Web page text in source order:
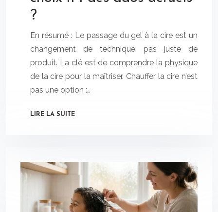
?
En résumé : Le passage du gel à la cire est un
changement de technique, pas juste de
produit. La clé est de comprendre la physique
de la cire pour la maîtriser. Chauffer la cire n’est
pas une option :…
LIRE LA SUITE